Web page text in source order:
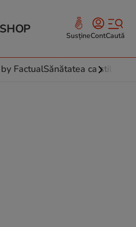
SHOP SusțineContCaută
FactualSănătatea ca stil de